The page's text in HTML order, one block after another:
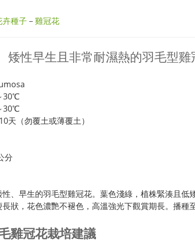
卉種子 －雞冠花
矮性早生且非常耐濕熱的羽毛型雞
30℃
30℃
天（勿覆土或薄覆土）
分
、早生的羽毛型雞冠花。葉色淺綠，植株緊湊且
狀，花色濃艷不褪色，高溫強光下觀賞期長。播種
雞冠花栽培建議